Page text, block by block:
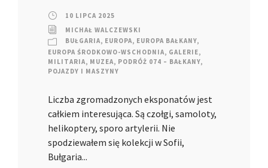
10 LIPCA 2025
MICHAŁ WALCZEWSKI
BUŁGARIA, EUROPA, EUROPA BAŁKANY,
EUROPA ŚRODKOWO-WSCHODNIA, GALERIE,
MILITARIA, MUZEA, PODRÓŻ 074 – BAŁKANY,
POJAZDY I MASZYNY
Liczba zgromadzonych eksponatów jest
całkiem interesująca. Są czołgi, samoloty,
helikoptery, sporo artylerii. Nie
spodziewałem się kolekcji w Sofii,
Bułgaria...